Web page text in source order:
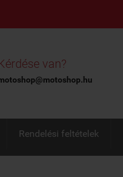
van?
Rendelési feltételek